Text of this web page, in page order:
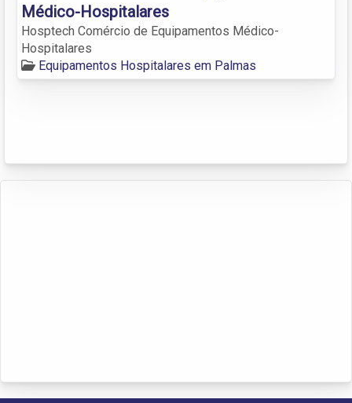
Médico-Hospitalares
Hosptech Comércio de Equipamentos Médico-
Hospitalares
Equipamentos Hospitalares em Palmas